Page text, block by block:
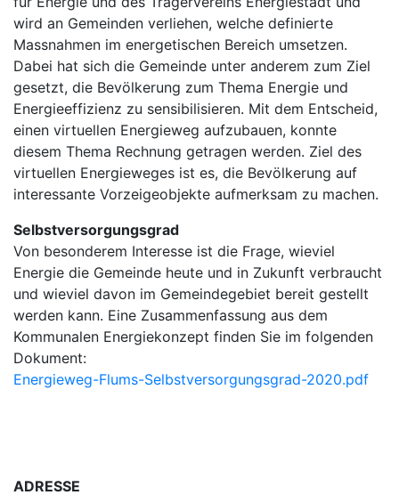
wird an Gemeinden verliehen, welche definierte
Massnahmen im energetischen Bereich umsetzen.
Dabei hat sich die Gemeinde unter anderem zum Ziel
gesetzt, die Bevölkerung zum Thema Energie und
Energieeffizienz zu sensibilisieren. Mit dem Entscheid,
einen virtuellen Energieweg aufzubauen, konnte
diesem Thema Rechnung getragen werden. Ziel des
virtuellen Energieweges ist es, die Bevölkerung auf
interessante Vorzeigeobjekte aufmerksam zu machen.
Selbstversorgungsgrad
Von besonderem Interesse ist die Frage, wieviel
Energie die Gemeinde heute und in Zukunft verbraucht
und wieviel davon im Gemeindegebiet bereit gestellt
werden kann. Eine Zusammenfassung aus dem
Kommunalen Energiekonzept finden Sie im folgenden
Dokument:
Energieweg-Flums-Selbstversorgungsgrad-2020.pdf
ADRESSE